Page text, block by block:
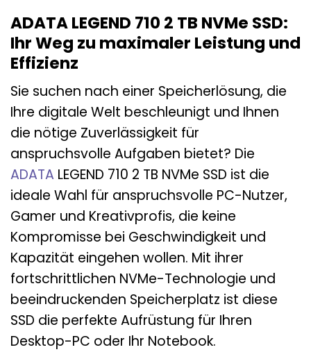
ADATA LEGEND 710 2 TB NVMe SSD:
Ihr Weg zu maximaler Leistung und
Effizienz
Sie suchen nach einer Speicherlösung, die
Ihre digitale Welt beschleunigt und Ihnen
die nötige Zuverlässigkeit für
anspruchsvolle Aufgaben bietet? Die
ADATA LEGEND 710 2 TB NVMe SSD ist die
ideale Wahl für anspruchsvolle PC-Nutzer,
Gamer und Kreativprofis, die keine
Kompromisse bei Geschwindigkeit und
Kapazität eingehen wollen. Mit ihrer
fortschrittlichen NVMe-Technologie und
beeindruckenden Speicherplatz ist diese
SSD die perfekte Aufrüstung für Ihren
Desktop-PC oder Ihr Notebook.